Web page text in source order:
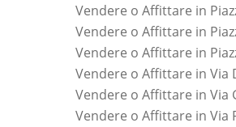
Vendere o Affittare in Via
Vendere o Affittare in Via